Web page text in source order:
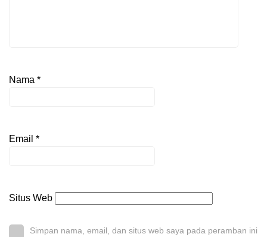
Nama *
Email *
Situs Web
Simpan nama, email, dan situs web saya pada peramban ini